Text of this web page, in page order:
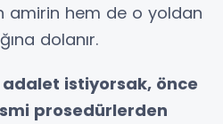
amirin hem de o yoldan
dolanır.
istiyorsak, önce
prosedürlerden